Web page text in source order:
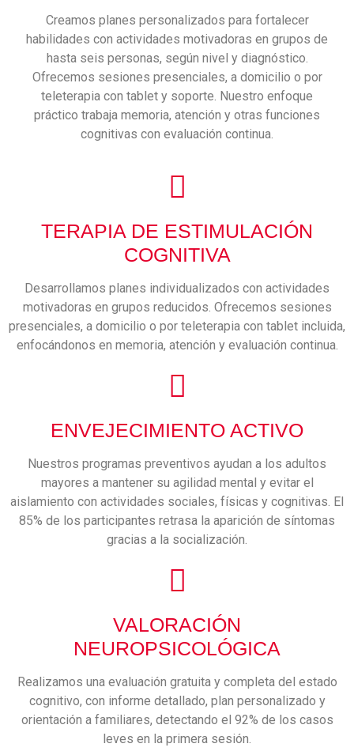
Creamos planes personalizados para fortalecer
habilidades con actividades motivadoras en grupos de
hasta seis personas, según nivel y diagnóstico.
Ofrecemos sesiones presenciales, a domicilio o por
teleterapia con tablet y soporte. Nuestro enfoque
práctico trabaja memoria, atención y otras funciones
cognitivas con evaluación continua.
TERAPIA DE ESTIMULACIÓN
COGNITIVA
Desarrollamos planes individualizados con actividades
motivadoras en grupos reducidos. Ofrecemos sesiones
presenciales, a domicilio o por teleterapia con tablet incluida,
enfocándonos en memoria, atención y evaluación continua.
ENVEJECIMIENTO ACTIVO
Nuestros programas preventivos ayudan a los adultos
mayores a mantener su agilidad mental y evitar el
aislamiento con actividades sociales, físicas y cognitivas. El
85% de los participantes retrasa la aparición de síntomas
gracias a la socialización.
VALORACIÓN
NEUROPSICOLÓGICA
Realizamos una evaluación gratuita y completa del estado
cognitivo, con informe detallado, plan personalizado y
orientación a familiares, detectando el 92% de los casos
leves en la primera sesión.